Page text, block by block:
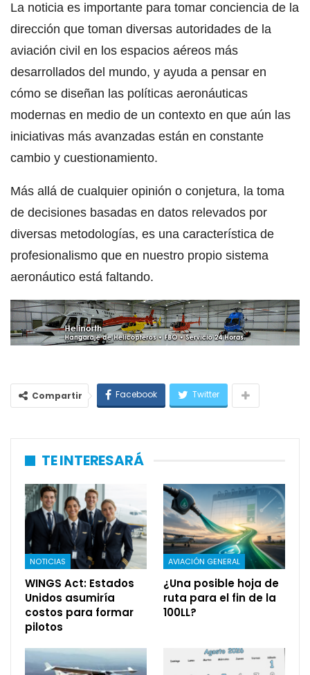
La noticia es importante para tomar conciencia de la
dirección que toman diversas autoridades de la
aviación civil en los espacios aéreos más
desarrollados del mundo, y ayuda a pensar en
cómo se diseñan las políticas aeronáuticas
modernas en medio de un contexto en que aún las
iniciativas más avanzadas están en constante
cambio y cuestionamiento.
Más allá de cualquier opinión o conjetura, la toma
de decisiones basadas en datos relevados por
diversas metodologías, es una característica de
profesionalismo que en nuestro propio sistema
aeronáutico está faltando.
Compartir Facebook Twitter
TE INTERESARÁ
NOTICIAS
WINGS Act: Estados
Unidos asumiría
costos para formar
pilotos
AVIACIÓN GENERAL
¿Una posible hoja de
ruta para el fin de la
100LL?